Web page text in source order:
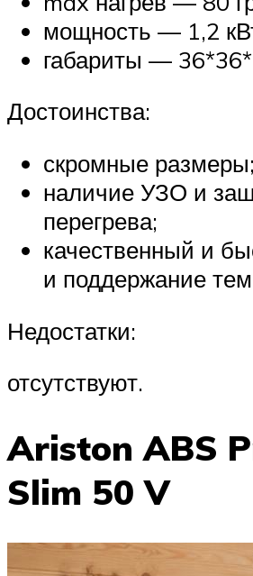
мощность — 1,2
габариты —
Достоинства:
скромные размеры;
наличие УЗО и
перегрева;
качественный и
и поддержание
Недостатки:
отсутствуют.
Ariston ABS
Slim 50 V